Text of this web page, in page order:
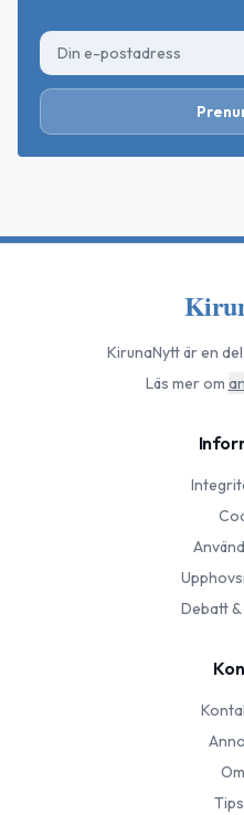
KirunaNyttär en del
Läs mer om
Debatt